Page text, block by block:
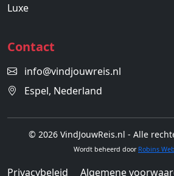
Luxe
Contact
info@vindjouwreis.nl
Espel, Nederland
© 2026 VindJouwReis.nl - Alle
Wordt beheerd door Robins
Privacybeleid Algemene